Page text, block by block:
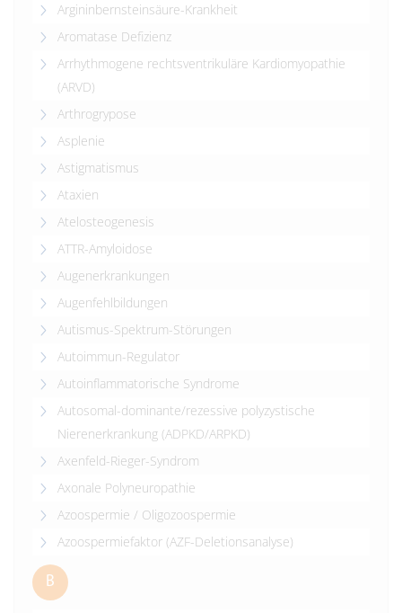
Argininbernsteinsäure-Krankheit
Aromatase Defizienz
Arrhythmogene rechtsventrikuläre Kardiomyopathie
(ARVD)
Arthrogrypose
Asplenie
Astigmatismus
Ataxien
Atelosteogenesis
ATTR-Amyloidose
Augenerkrankungen
Augenfehlbildungen
Autismus-Spektrum-Störungen
Autoimmun-Regulator
Autoinflammatorische Syndrome
Autosomal-dominante/rezessive polyzystische
Nierenerkrankung (ADPKD/ARPKD)
Axenfeld-Rieger-Syndrom
Axonale Polyneuropathie
Azoospermie / Oligozoospermie
Azoospermiefaktor (AZF-Deletionsanalyse)
B